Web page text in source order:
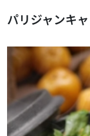
パリジャンキ